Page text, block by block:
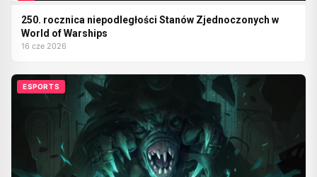
250. rocznica niepodległości Stanów Zjednoczonych w
World of Warships
16 cze 2026
ESPORTS